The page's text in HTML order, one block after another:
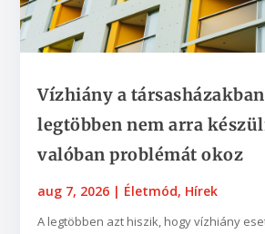
Vízhiány a
legtöbben nem arra
valóban problémát okoz
aug 7, 2026 | Életmód, Hírek
A legtöbben azt hiszik, hogy vízhiány